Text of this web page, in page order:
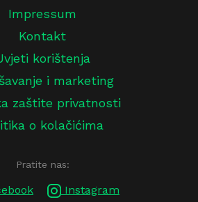
Impressum
Kontakt
korištenja
i marketing
zaštite privatnosti
o kolačićima
Pratite nas:
Instagram